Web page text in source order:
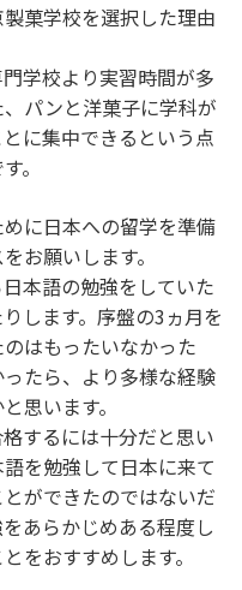
菓学校を選択した理由
学校より実習時間が多
パンと洋菓子に学科が
に集中できるという点
。
に日本への留学を準備
お願いします。
本語の勉強をしていた
します。序盤の3ヵ月を
はもったいなかった
たら、より多様な経験
思います。
するには十分だと思い
を勉強して日本に来て
ができたのではないだ
あらかじめある程度し
をおすすめします。